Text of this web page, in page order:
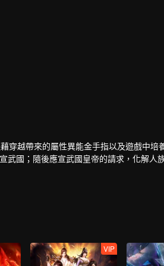
穿越帶來的屬性異能金手指以及遊戲中培
國；隨後應宣武國皇帝的請求，化解人
外勢力將玄元世界視為一塊肥肉，開始
海老祖復生的辦法，風夏最終踏上了成神
VIP